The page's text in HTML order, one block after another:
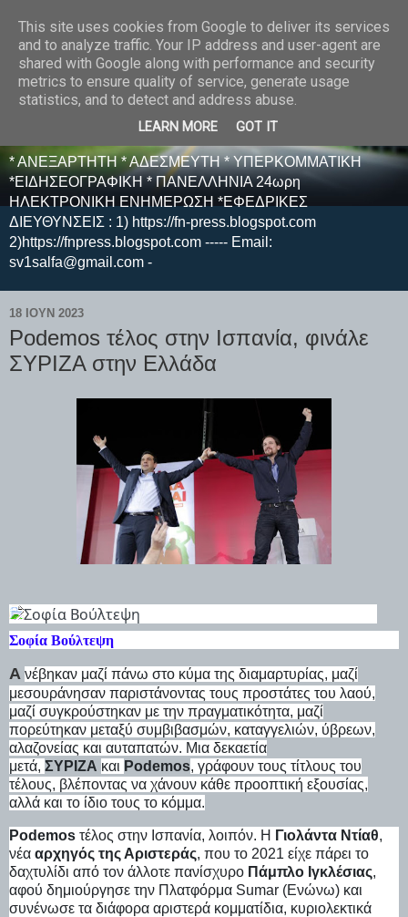
E F E N P R E S S -
ΗΛΕΚΤΡΟΝΙΚΗ
ΕΦΗΜΕΡΙΔΑ
* ΑΝΕΞΑΡΤΗΤΗ * ΑΔΕΣΜΕΥΤΗ * ΥΠΕΡΚΟΜΜΑΤΙΚΗ
*ΕΙΔΗΣΕΟΓΡΑΦΙΚΗ * ΠΑΝΕΛΛΗΝΙΑ 24ωρη
ΗΛΕΚΤΡΟΝΙΚΗ ΕΝΗΜΕΡΩΣΗ *ΕΦΕΔΡΙΚΕΣ
ΔΙΕΥΘΥΝΣΕΙΣ : 1) https://fn-press.blogspot.com
2)https://fnpress.blogspot.com ----- Email:
sv1salfa@gmail.com -
18 ΙΟΥΝ 2023
Podemos τέλος στην Ισπανία, φινάλε
ΣΥΡΙΖΑ στην Ελλάδα
Σοφία Βούλτεψη
A νέβηκαν μαζί πάνω στο κύμα της διαμαρτυρίας, μαζί
μεσουράνησαν παριστάνοντας τους προστάτες του λαού,
μαζί συγκρούστηκαν με την πραγματικότητα, μαζί
πορεύτηκαν μεταξύ συμβιβασμών, καταγγελιών, ύβρεων,
αλαζονείας και αυταπατών. Μια δεκαετία
μετά, ΣΥΡΙΖΑ και Podemos, γράφουν τους τίτλους του
τέλους, βλέποντας να χάνουν κάθε προοπτική εξουσίας,
αλλά και το ίδιο τους το κόμμα.
Podemos τέλος στην Ισπανία, λοιπόν. Η Γιολάντα Ντίαθ,
νέα αρχηγός της Αριστεράς, που το 2021 είχε πάρει το
δαχτυλίδι από τον άλλοτε πανίσχυρο Πάμπλο Ιγκλέσιας,
αφού δημιούργησε την Πλατφόρμα Sumar (Ενώνω) και
συνένωσε τα διάφορα αριστερά κομματίδια, κυριολεκτικά
This site uses cookies from Google to deliver its services
and to analyze traffic. Your IP address and user-agent are
shared with Google along with performance and security
metrics to ensure quality of service, generate usage
statistics, and to detect and address abuse.
LEARN MORE GOT IT